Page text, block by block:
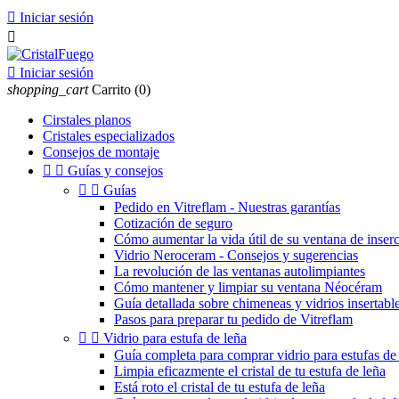
 Iniciar sesión

 Iniciar sesión
shopping_cart Carrito (0)
Cirstales planos
Cristales especializados
Consejos de montaje
  Guías y consejos
  Guías
Pedido en Vitreflam - Nuestras garantías
Cotización de seguro
Cómo aumentar la vida útil de su ventana de
Vidrio Neroceram - Consejos y sugerencias
La revolución de las ventanas autolimpiantes
Cómo mantener y limpiar su ventana Néocéram
Guía detallada sobre chimeneas y vidrios
Pasos para preparar tu pedido de Vitreflam
  Vidrio para estufa de leña
Guía completa para comprar vidrio para estufas de
Limpia eficazmente el cristal de tu estufa de leña
Está roto el cristal de tu estufa de leña